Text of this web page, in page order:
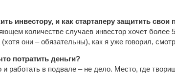
инвестору, и как стартаперу защитить свои
количестве случаев инвестор хочет более
они – обязательны), как я уже говорил,
потратить деньги?
и работать в подвале – не дело. Место, где